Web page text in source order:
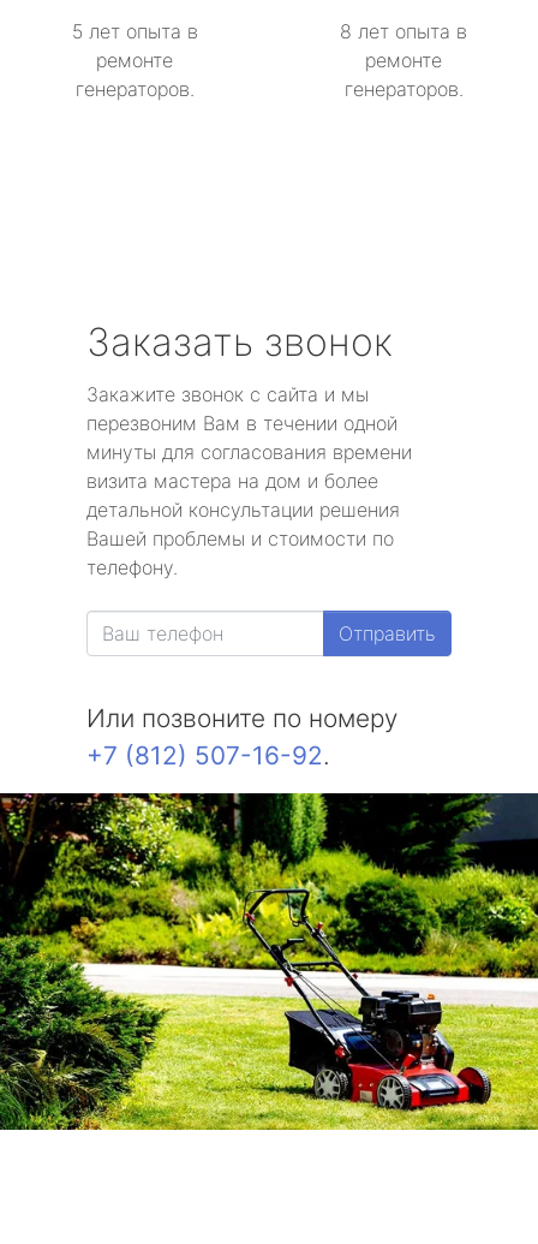
5 лет опыта в
ремонте
генераторов.
8 лет опыта в
ремонте
генераторов.
Заказать звонок
Закажите звонок с сайта и мы
перезвоним Вам в течении одной
минуты для согласования времени
визита мастера на дом и более
детальной консультации решения
Вашей проблемы и стоимости по
телефону.
Отправить
Или позвоните по номеру
+7 (812) 507-16-92.